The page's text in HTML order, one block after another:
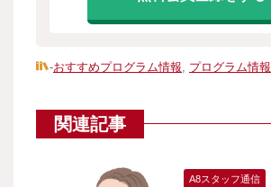
-おすすめプログラム情報, プログラム情報
関連記事
A8スタッフ通信